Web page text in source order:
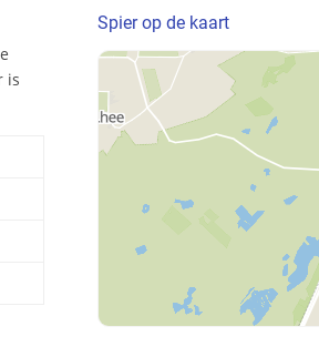
is
Spier op de kaart